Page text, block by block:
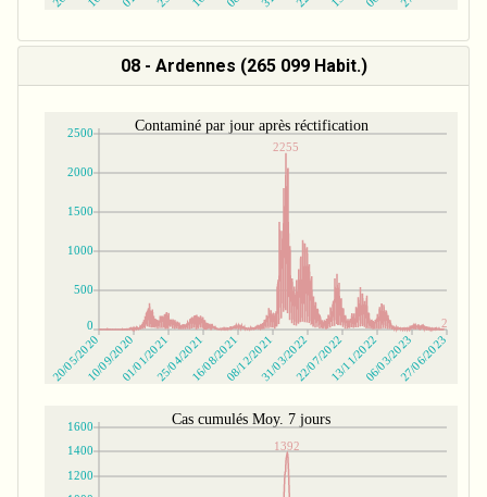
08 - Ardennes (265 099 Habit.)